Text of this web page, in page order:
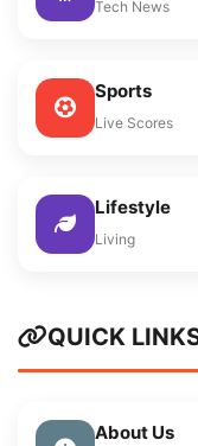
Tech News
Sports
Live Scores
Lifestyle
Living
QUICK
About Us